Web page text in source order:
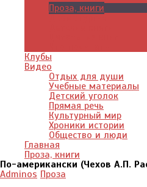
Проза, книги
Драматургия
Клубы
Видео
Отдых для души
Учебные материалы
Детский уголок
Прямая речь
Культурный мир
Хроники истории
Общество и люди
Главная
Проза, книги
По-американски (Чехов А.П.
Adminos Проза